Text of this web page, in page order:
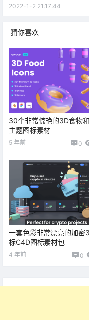
2022-1-2 21:17:44
猜你喜欢
30个非常惊艳的3D食物
主题图标素材
5 年前 0
一套色彩非常漂亮的加密
标C4D图标素材包
4 年前 0